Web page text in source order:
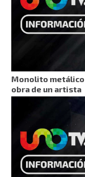
Monolito
obra de un artista